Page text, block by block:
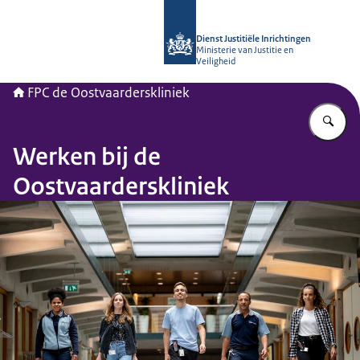
Dienst Justitiële Inrichtingen
Ministerie van Justitie en
Veiligheid
FPC de Oostvaarderskliniek
Werken bij de
Oostvaarderskliniek